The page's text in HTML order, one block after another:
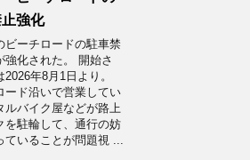
強化
ビーチロードの駐車禁
強化された。 開始さ
2026年8月1日より。
ード沿いで営業してい
ルバイク屋などが路上
を駐輪して、通行の妨
ていることが問題視 ...